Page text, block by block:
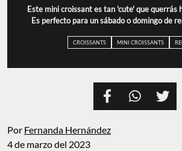
Este mini croissant es tan 'cute' que querrás
Es perfecto para un sábado o domingo de
CROISSANTS MINI CROISSANTS
Por Fernanda Hernández
4 de marzo del 2023